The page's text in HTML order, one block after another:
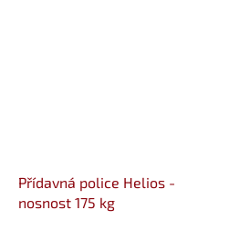
Přídavná police Helios -
nosnost 175 kg